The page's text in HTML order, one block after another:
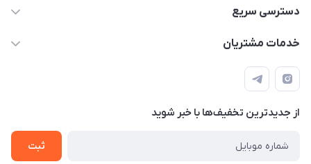
09171115348
طبقه همکف واحد 131
دسترسی سریع
مجله فروشگاه
درباره ما
تماس با ما
خدمات مشتریان
قوانین و مقررات
حریم خصوصی
راهنما
از جدید‌ترین تخفیف‌ها با‌ خبر شوید
ثبت